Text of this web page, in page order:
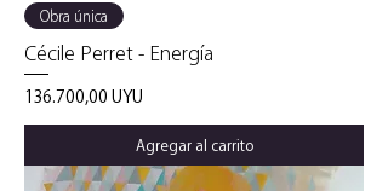
Obra única
Cécile Perret - Energía
Precio
136.700,00 UYU
Agregar al carrito